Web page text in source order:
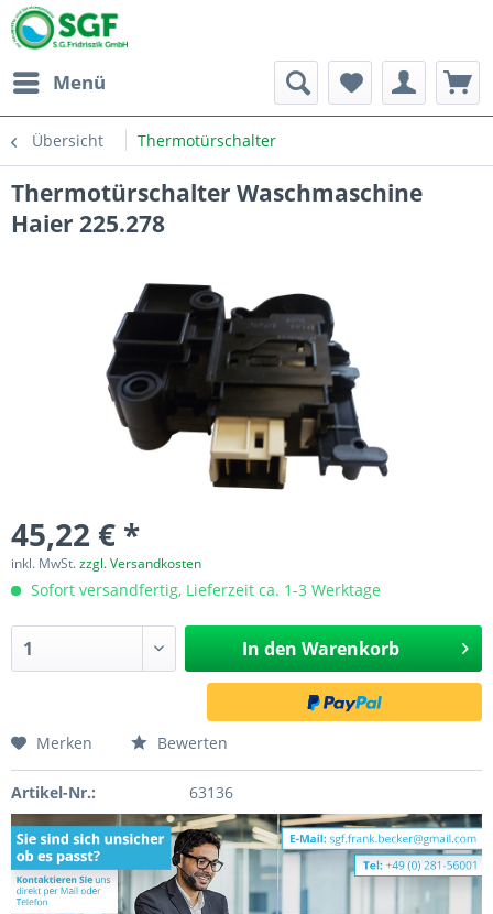
Menü
Übersicht Thermotürschalter
Thermotürschalter Waschmaschine
Haier 225.278
45,22 € *
inkl. MwSt.zzgl. Versandkosten
Sofort versandfertig, Lieferzeit ca. 1-3 Werktage
In den Warenkorb
Merken Bewerten
Artikel-Nr.: 63136